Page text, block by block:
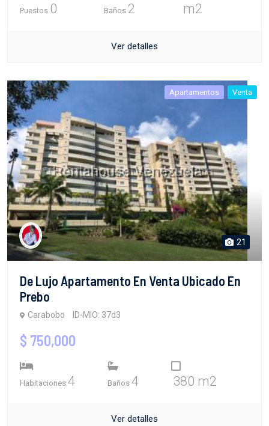
Puestos 0 Baños 2 m2
Ver detalles
Apartamentos Venta
21
De Lujo Apartamento En Venta Ubicado En
Prebo
Carabobo ID-MIO: 37d3
$ 750,000
Habitaciones 4 Baños 4 380 m2
Ver detalles